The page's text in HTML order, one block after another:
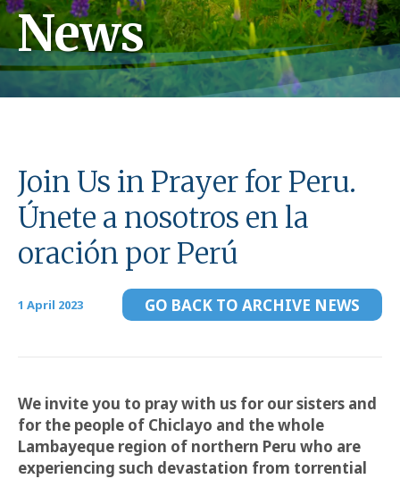
News
Join Us in Prayer for Peru.
Únete a nosotros en la
oración por Perú
1 April 2023 GO BACK TO ARCHIVE NEWS
We invite you to pray with us for our sisters and
for the people of Chiclayo and the whole
Lambayeque region of northern Peru who are
experiencing such devastation from torrential